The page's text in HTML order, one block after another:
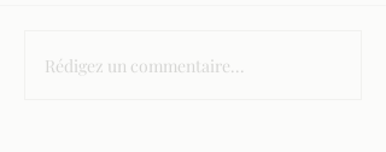
Rédigez un commentaire...